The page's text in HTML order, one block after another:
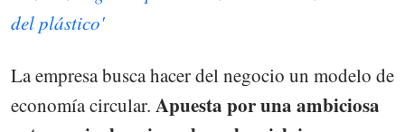
del plástico'
La empresa busca hacer del negocio un modelo de
economía circular. Apuesta por una ambiciosa